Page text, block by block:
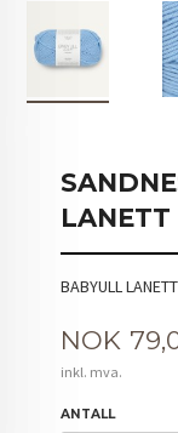
BABYULL
Pris
NOK
inkl. mva.
ANTALL